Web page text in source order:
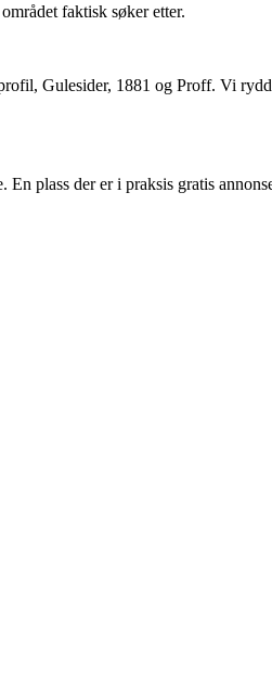
faktisk søker etter.
Gulesider, 1881 og Proff. Vi
plass der er i praksis gratis